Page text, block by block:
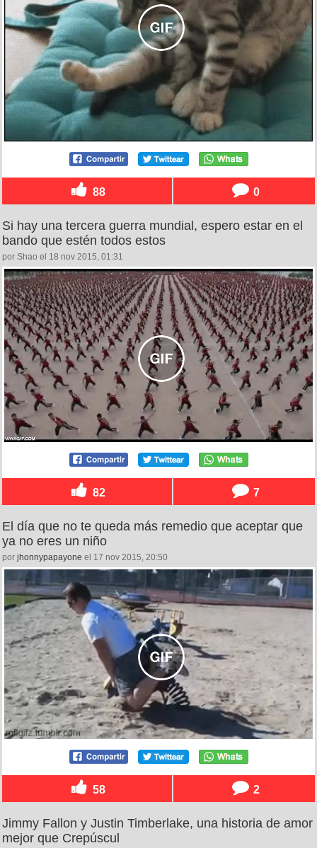
88 0
Si hay una tercera guerra mundial, espero estar en el
bando que estén todos estos
por Shao el 18 nov 2015, 01:31
82 7
El día que no te queda más remedio que aceptar que
ya no eres un niño
por jhonnypapayone el 17 nov 2015, 20:50
58 2
Jimmy Fallon y Justin Timberlake, una historia de amor
mejor que Crepúscul